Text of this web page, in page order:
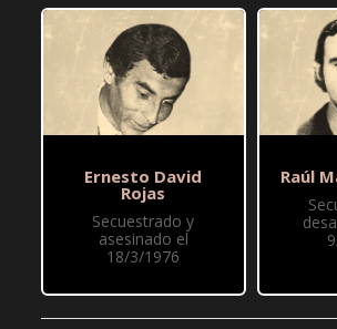
Ernesto David
Rojas
Secuestrado y
asesinado el
18/3/1976
Raúl